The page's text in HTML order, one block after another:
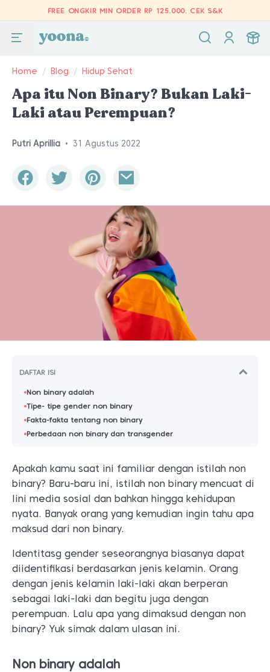
FREE ONGKIR MIN ORDER RP 125.000. CEK S&K
Home / Blog / Hidup Sehat
Apa itu Non Binary? Bukan Laki-
Laki atau Perempuan?
Putri Aprillia • 31 Agustus 2022
DAFTAR ISI
Non binary adalah
Tipe- tipe gender non binary
Fakta-fakta tentang non binary
Perbedaan non binary dan transgender
Apakah kamu saat ini familiar dengan istilah non
binary? Baru-baru ini, istilah non binary mencuat di
lini media sosial dan bahkan hingga kehidupan
nyata. Banyak orang yang kemudian ingin tahu apa
maksud dari non binary.
Identitasg gender seseorangnya biasanya dapat
diidentifikasi berdasarkan jenis kelamin. Orang
dengan jenis kelamin laki-laki akan berperan
sebagai laki-laki dan begitu juga dengan
perempuan. Lalu apa yang dimaksud dengan non
binary? Yuk simak dalam ulasan ini.
Non binary adalah